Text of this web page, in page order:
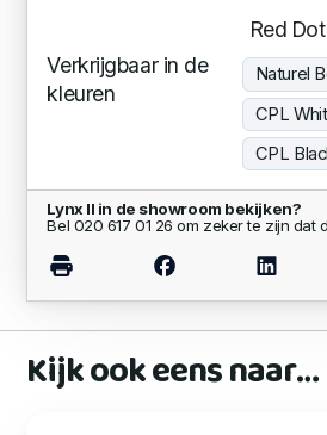
Red
Verkrijgbaar in de
kleuren
Naturel
CPL
CPL
Lynx II in de showroom bekijken?
Bel 020 617 01 26 om zeker te zijn dat
Kijk ook eens naar…